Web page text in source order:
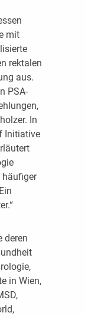
mit
rektalen
aus.
PSA-
In
Initiative
häufiger
deren
in Wien,